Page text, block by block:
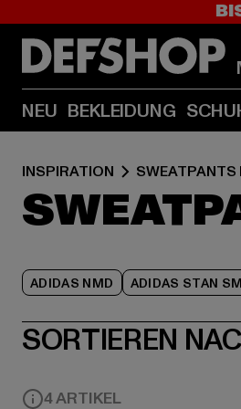
NEU BEKLEIDUNG
INSPIRATION SWEATPANTS
ADIDAS NMD ADIDAS STAN
SORTIEREN
4 ARTIKEL